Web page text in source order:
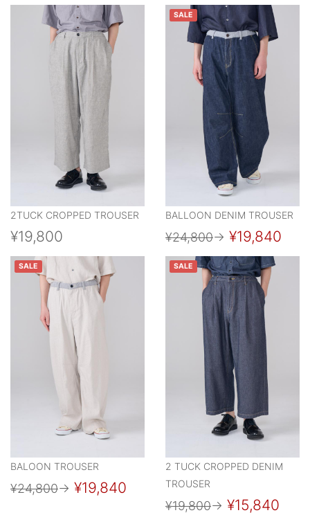
2TUCK CROPPED TROUSER
¥19,800
SALE
BALLOON DENIM TROUSER
¥24,800→ ¥19,840
SALE
BALOON TROUSER
¥24,800→ ¥19,840
SALE
2 TUCK CROPPED DENIM
TROUSER
¥19,800→ ¥15,840